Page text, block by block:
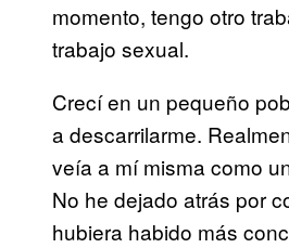
momento, tengo otro
trabajo sexual.
Crecí en un pequeño
a descarrilarme.
veía a mí misma como
No he dejado atrás por
hubiera habido más